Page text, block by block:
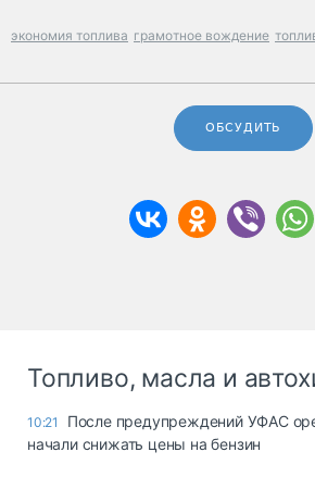
экономия топлива грамотное вождение
ОБСУДИТЬ
Топливо, масла и
10:21
После предупреждений УФАС
начали снижать цены на бензин